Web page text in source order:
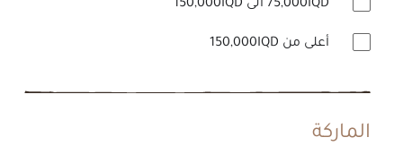
أعلى من 150,000IQD
الماركة